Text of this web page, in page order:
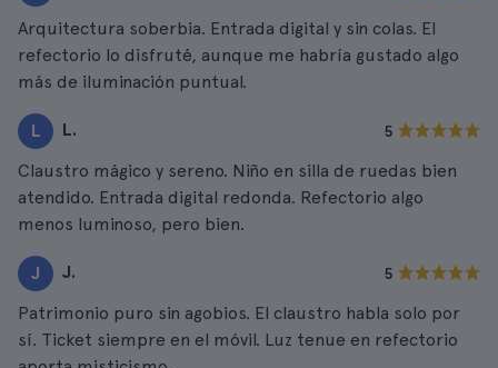
Arquitectura soberbia. Entrada digital y sin colas. El
refectorio lo disfruté, aunque me habría gustado algo
más de iluminación puntual.
L L. 5
Claustro mágico y sereno. Niño en silla de ruedas bien
atendido. Entrada digital redonda. Refectorio algo
menos luminoso, pero bien.
J J. 5
Patrimonio puro sin agobios. El claustro habla solo por
sí. Ticket siempre en el móvil. Luz tenue en refectorio